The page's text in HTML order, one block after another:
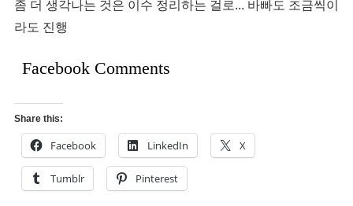
좀 더 생각나는 것은 이수 정리하는 걸로... 바빠도 조금씩이
라도 진행
Facebook Comments
Share this:
Facebook LinkedIn X
Tumblr Pinterest